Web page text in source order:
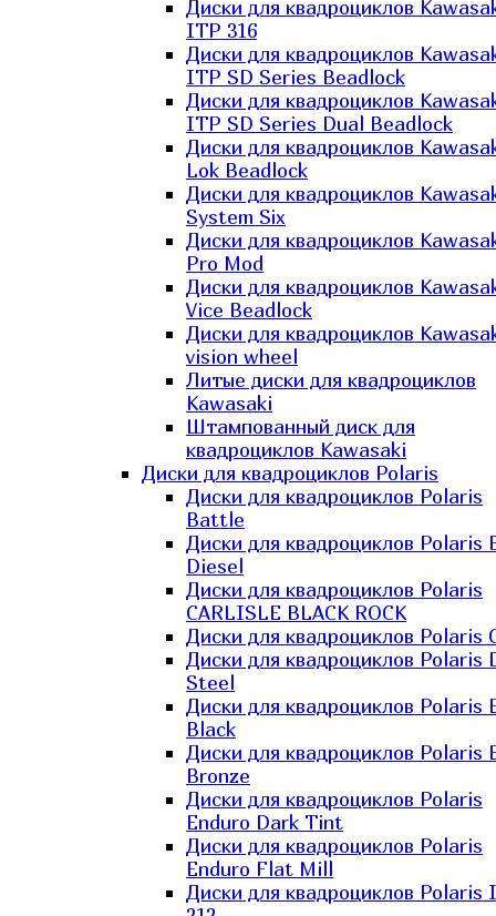
Диски для квадроциклов
ITP 316
Диски для квадроциклов
ITP SD Series Beadlock
Диски для квадроциклов
ITP SD Series Dual Beadlock
Диски для квадроциклов
Lok Beadlock
Диски для квадроциклов
System Six
Диски для квадроциклов
Pro Mod
Диски для квадроциклов
Vice Beadlock
Диски для квадроциклов
vision wheel
Литые диски для квадроциклов
Kawasaki​
Штампованный диск для
квадроциклов Kawasaki​
Диски для квадроциклов Polaris
Диски для квадроциклов Polaris
Battle
Диски для квадроциклов Polaris
Diesel
Диски для квадроциклов Polaris
CARLISLE BLACK ROCK
Диски для квадроциклов Polaris
Диски для квадроциклов Polaris
Steel
Диски для квадроциклов Polaris
Black
Диски для квадроциклов Polaris
Bronze
Диски для квадроциклов Polaris
Enduro Dark Tint
Диски для квадроциклов Polaris
Enduro Flat Mill
Диски для квадроциклов Polaris